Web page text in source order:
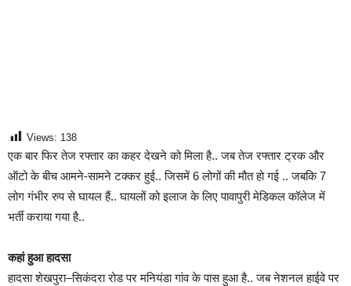
Views: 138
एक बार फिर तेज रफ्तार का कहर देखने को मिला है.. जब तेज रफ्तार ट्रक और
ऑटो के बीच आमने-सामने टक्कर हुई.. जिसमें 6 लोगों की मौत हो गई .. जबकि 7
लोग गंभीर रुप से घायल हैं.. घायलों को इलाज के लिए पावापुरी मेडिकल कॉलेज में
भर्ती कराया गया है..
कहां हुआ हादसा
हादसा शेखपुरा–सिकंदरा रोड पर मनियंडा गांव के पास हुआ है.. जब नेशनल हाईवे पर